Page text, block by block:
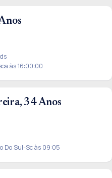
às 16:00:00
34 Anos
Do Sul-Sc às 09:05